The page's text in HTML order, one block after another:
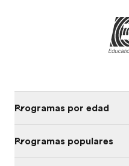
Programas por edad
Programas populares